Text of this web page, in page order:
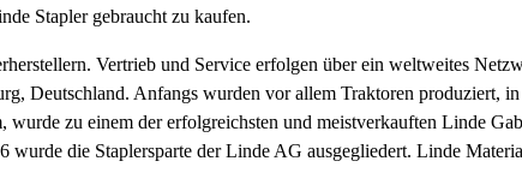
Stapler gebraucht zu kaufen.
Vertrieb und Service erfolgen über ein weltweites
Deutschland. Anfangs wurden vor allem Traktoren produziert,
zu einem der erfolgreichsten und meistverkauften Linde
wurde die Staplersparte der Linde AG ausgegliedert. Linde